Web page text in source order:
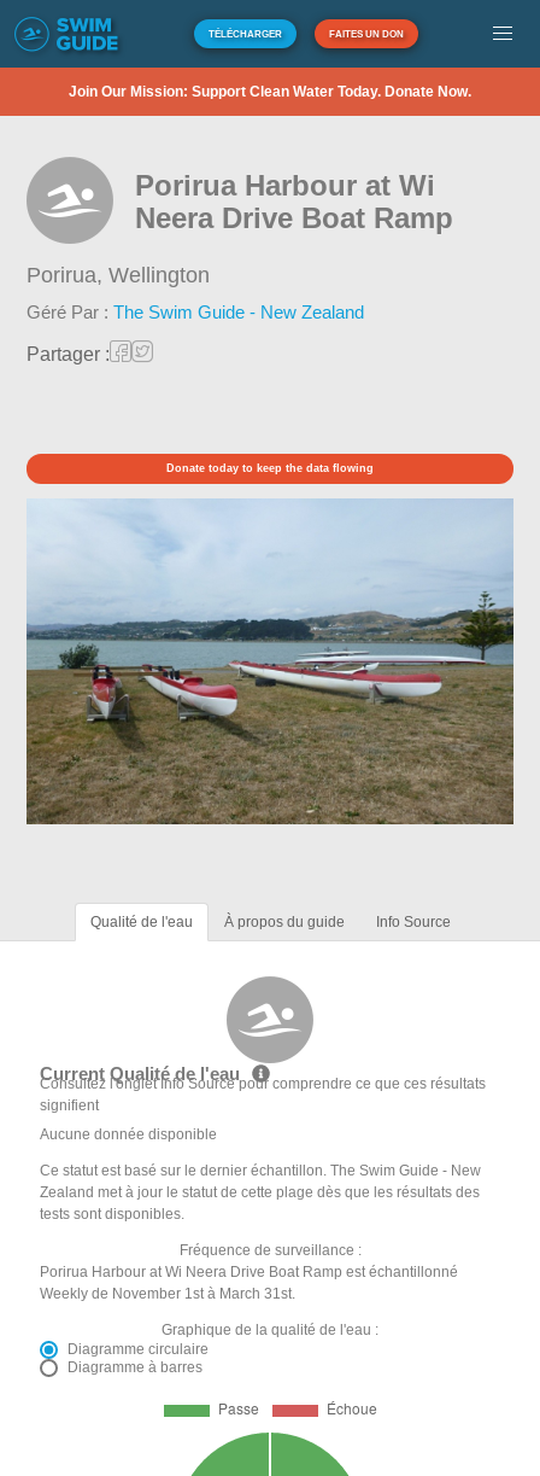
TÉLÉCHARGER FAITES UN DON
Join Our Mission: Support Clean Water Today. Donate Now.
Porirua Harbour at Wi
Neera Drive Boat Ramp
Porirua,Wellington
Géré Par :The Swim Guide - New Zealand
Partager :
Donate today to keep the data flowing
Qualité de l'eau À propos du guide Info Source
Current Qualité de l'eau
Consultez l'onglet Info Source pour comprendre ce que ces résultats
signifient
Aucune donnée disponible
Ce statut est basé sur le dernier échantillon. The Swim Guide - New
Zealand met à jour le statut de cette plage dès que les résultats des
tests sont disponibles.
Fréquence de surveillance :
Porirua Harbour at Wi Neera Drive Boat Ramp est échantillonné
Weekly de November 1st à March 31st.
Graphique de la qualité de l'eau :
Diagramme circulaire
Diagramme à barres